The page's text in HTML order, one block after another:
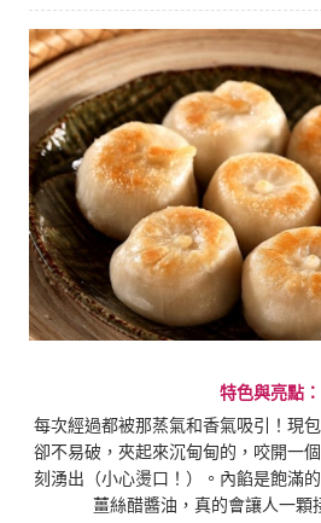
特色與亮點：
每次經過都被那蒸氣和香氣吸引！現
卻不易破，夾起來沉甸甸的，咬開一
刻湧出（小心燙口！）。內餡是飽滿
薑絲醋醬油，真的會讓人一顆